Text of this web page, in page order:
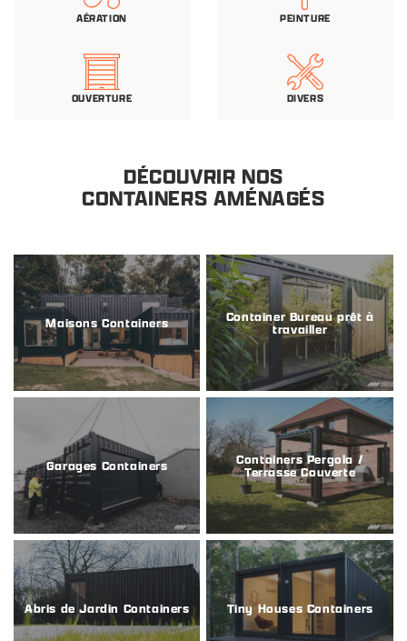
AÉRATION PEINTURE
OUVERTURE DIVERS
DÉCOUVRIR NOS
CONTAINERS AMÉNAGÉS
Maisons Containers Container Bureau prêt à
travailler
Garages Containers Containers Pergola /
Terrasse Couverte
Abris de Jardin Containers Tiny Houses Containers